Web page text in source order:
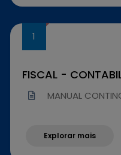
FISCAL -
MANUAL
Explorar mais